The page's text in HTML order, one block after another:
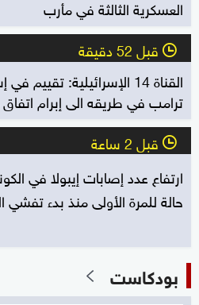
العسكرية الثالثة في مأرب
l قبل 52 دقيقة
القناة 14 الإسرائيلية:
ترامب في طريقه الى إبرام اتفاق
l قبل 2 ساعة
حالة للمرة الأولى منذ بدء تفشي
بودكاست